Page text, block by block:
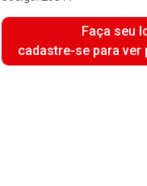
Faça seu
cadastre-se para